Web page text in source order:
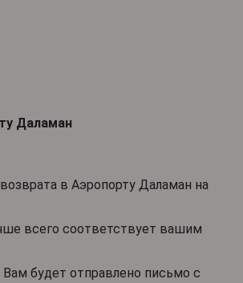
Даламан
в Аэропорту Даламан на
всего соответствует вашим
будет отправлено письмо с